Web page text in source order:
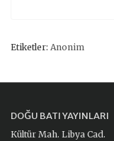
Etiketler: Anonim
DOĞU BATI YAYINLARI
Kültür Mah. Libya Cad.